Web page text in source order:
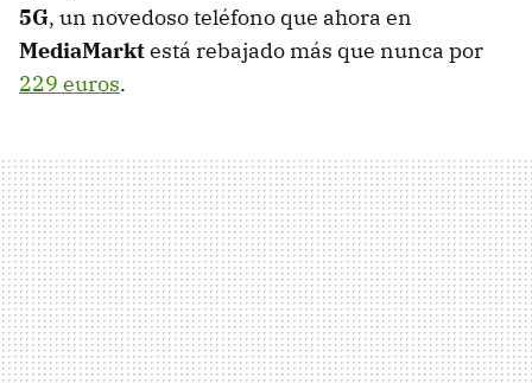
5G, un novedoso teléfono que ahora en
MediaMarktestá rebajado más que nunca por
229 euros.